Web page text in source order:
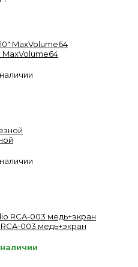
MaxVolume64
003 медь+экран